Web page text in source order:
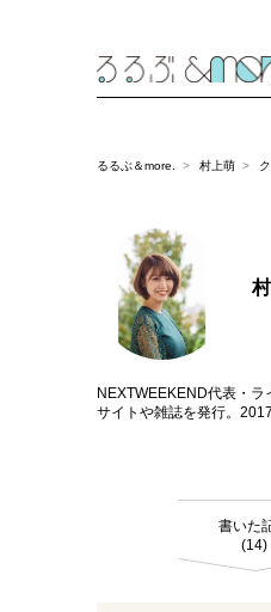
るるぶ＆more. 村上萌
NEXTWEEKEND代表・
サイトや雑誌を発行。
書いた
(14)